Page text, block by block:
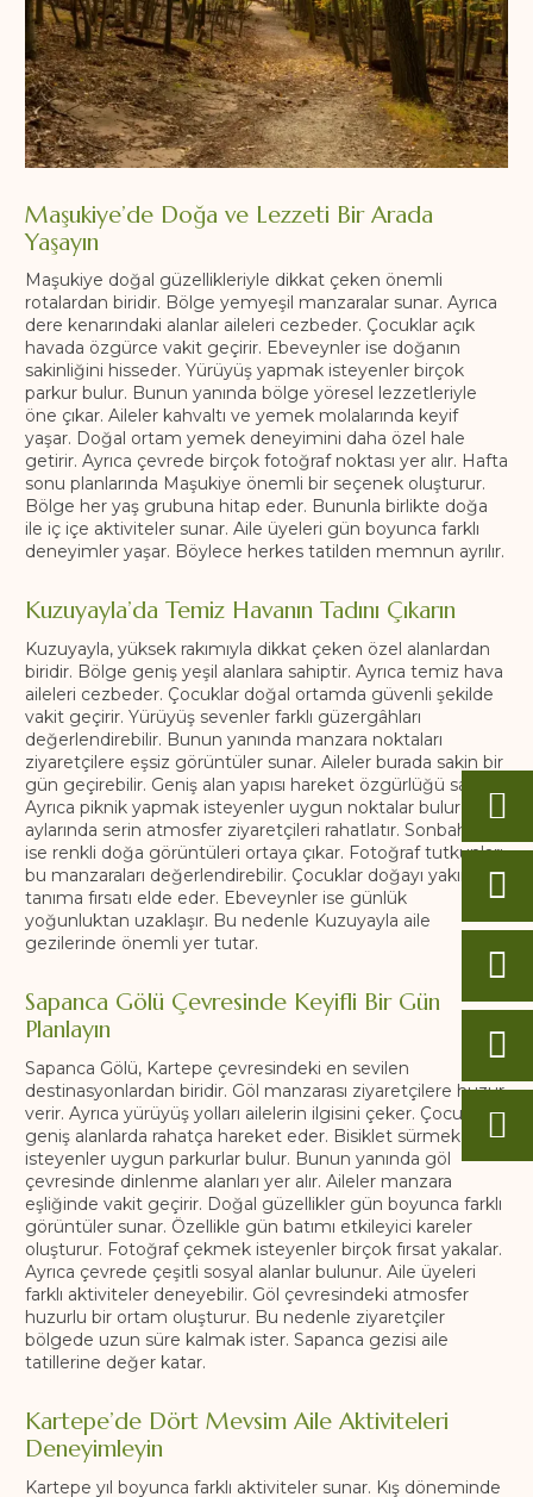
Maşukiye’de Doğa ve Lezzeti Bir Arada
Yaşayın
Maşukiye doğal güzellikleriyle dikkat çeken önemli
rotalardan biridir. Bölge yemyeşil manzaralar sunar. Ayrıca
dere kenarındaki alanlar aileleri cezbeder. Çocuklar açık
havada özgürce vakit geçirir. Ebeveynler ise doğanın
sakinliğini hisseder. Yürüyüş yapmak isteyenler birçok
parkur bulur. Bunun yanında bölge yöresel lezzetleriyle
öne çıkar. Aileler kahvaltı ve yemek molalarında keyif
yaşar. Doğal ortam yemek deneyimini daha özel hale
getirir. Ayrıca çevrede birçok fotoğraf noktası yer alır. Hafta
sonu planlarında Maşukiye önemli bir seçenek oluşturur.
Bölge her yaş grubuna hitap eder. Bununla birlikte doğa
ile iç içe aktiviteler sunar. Aile üyeleri gün boyunca farklı
deneyimler yaşar. Böylece herkes tatilden memnun ayrılır.
Kuzuyayla’da Temiz Havanın Tadını Çıkarın
Kuzuyayla, yüksek rakımıyla dikkat çeken özel alanlardan
biridir. Bölge geniş yeşil alanlara sahiptir. Ayrıca temiz hava
aileleri cezbeder. Çocuklar doğal ortamda güvenli şekilde
vakit geçirir. Yürüyüş sevenler farklı güzergâhları
değerlendirebilir. Bunun yanında manzara noktaları
ziyaretçilere eşsiz görüntüler sunar. Aileler burada sakin bir
gün geçirebilir. Geniş alan yapısı hareket özgürlüğü sağlar.
Ayrıca piknik yapmak isteyenler uygun noktalar bulur. Yaz
aylarında serin atmosfer ziyaretçileri rahatlatır. Sonbaharda
ise renkli doğa görüntüleri ortaya çıkar. Fotoğraf tutkunları
bu manzaraları değerlendirebilir. Çocuklar doğayı yakından
tanıma fırsatı elde eder. Ebeveynler ise günlük
yoğunluktan uzaklaşır. Bu nedenle Kuzuyayla aile
gezilerinde önemli yer tutar.
Sapanca Gölü Çevresinde Keyifli Bir Gün
Planlayın
Sapanca Gölü, Kartepe çevresindeki en sevilen
destinasyonlardan biridir. Göl manzarası ziyaretçilere huzur
verir. Ayrıca yürüyüş yolları ailelerin ilgisini çeker. Çocuklar
geniş alanlarda rahatça hareket eder. Bisiklet sürmek
isteyenler uygun parkurlar bulur. Bunun yanında göl
çevresinde dinlenme alanları yer alır. Aileler manzara
eşliğinde vakit geçirir. Doğal güzellikler gün boyunca farklı
görüntüler sunar. Özellikle gün batımı etkileyici kareler
oluşturur. Fotoğraf çekmek isteyenler birçok fırsat yakalar.
Ayrıca çevrede çeşitli sosyal alanlar bulunur. Aile üyeleri
farklı aktiviteler deneyebilir. Göl çevresindeki atmosfer
huzurlu bir ortam oluşturur. Bu nedenle ziyaretçiler
bölgede uzun süre kalmak ister. Sapanca gezisi aile
tatillerine değer katar.
Kartepe’de Dört Mevsim Aile Aktiviteleri
Deneyimleyin
Kartepe yıl boyunca farklı aktiviteler sunar. Kış döneminde